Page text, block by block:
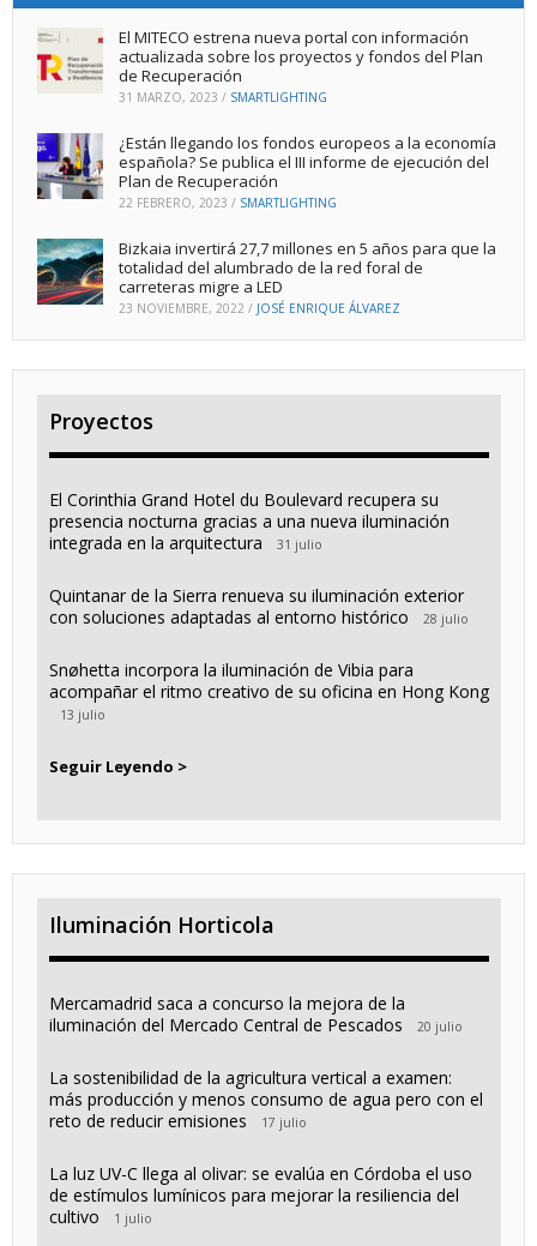
El MITECO estrena nueva portal con información
actualizada sobre los proyectos y fondos del Plan
de Recuperación
31 MARZO, 2023 / SMARTLIGHTING
¿Están llegando los fondos europeos a la economía
española? Se publica el III informe de ejecución del
Plan de Recuperación
22 FEBRERO, 2023 / SMARTLIGHTING
Bizkaia invertirá 27,7 millones en 5 años para que la
totalidad del alumbrado de la red foral de
carreteras migre a LED
23 NOVIEMBRE, 2022 / JOSÉ ENRIQUE ÁLVAREZ
Proyectos
El Corinthia Grand Hotel du Boulevard recupera su
presencia nocturna gracias a una nueva iluminación
integrada en la arquitectura
31 julio
Quintanar de la Sierra renueva su iluminación exterior
con soluciones adaptadas al entorno histórico
28 julio
Snøhetta incorpora la iluminación de Vibia para
acompañar el ritmo creativo de su oficina en Hong Kong
13 julio
Seguir Leyendo >
Iluminación Horticola
Mercamadrid saca a concurso la mejora de la
iluminación del Mercado Central de Pescados
20 julio
La sostenibilidad de la agricultura vertical a examen:
más producción y menos consumo de agua pero con el
reto de reducir emisiones
17 julio
La luz UV-C llega al olivar: se evalúa en Córdoba el uso
de estímulos lumínicos para mejorar la resiliencia del
cultivo
1 julio